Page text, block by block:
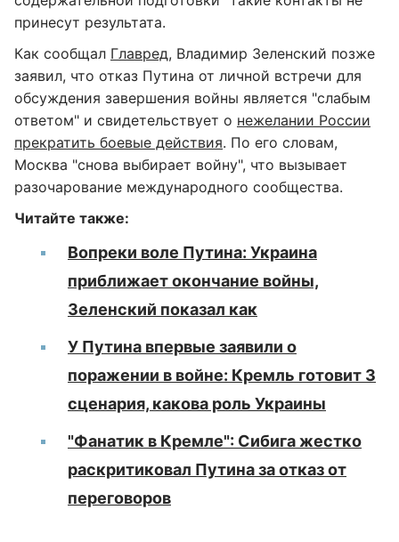
принесут результата.
Как сообщал Главред, Владимир Зеленский позже
заявил, что отказ Путина от личной встречи для
обсуждения завершения войны является "слабым
ответом" и свидетельствует о нежелании России
прекратить боевые действия. По его словам,
Москва "снова выбирает войну", что вызывает
разочарование международного сообщества.
Читайте также:
Вопреки воле Путина: Украина
приближает окончание войны,
Зеленский показал как
У Путина впервые заявили о
поражении в войне: Кремль готовит 3
сценария, какова роль Украины
"Фанатик в Кремле": Сибига жестко
раскритиковал Путина за отказ от
переговоров